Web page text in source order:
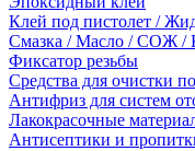
Клей под пистолет /
Смазка / Масло / СОЖ /
Фиксатор резьбы
Средства для очистки
Антифриз для систем
Лакокрасочные
Антисептики и